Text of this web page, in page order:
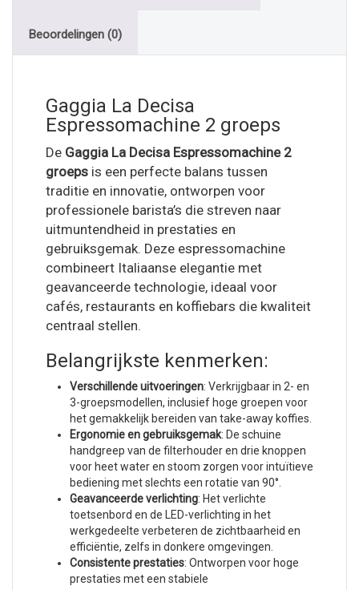
Beoordelingen (0)
Gaggia La Decisa
Espressomachine 2 groeps
De Gaggia La Decisa Espressomachine 2
groeps is een perfecte balans tussen
traditie en innovatie, ontworpen voor
professionele barista’s die streven naar
uitmuntendheid in prestaties en
gebruiksgemak. Deze espressomachine
combineert Italiaanse elegantie met
geavanceerde technologie, ideaal voor
cafés, restaurants en koffiebars die kwaliteit
centraal stellen.
Belangrijkste kenmerken:
Verschillende uitvoeringen: Verkrijgbaar in 2- en
3-groepsmodellen, inclusief hoge groepen voor
het gemakkelijk bereiden van take-away koffies.
Ergonomie en gebruiksgemak: De schuine
handgreep van de filterhouder en drie knoppen
voor heet water en stoom zorgen voor intuïtieve
bediening met slechts een rotatie van 90°.
Geavanceerde verlichting: Het verlichte
toetsenbord en de LED-verlichting in het
werkgedeelte verbeteren de zichtbaarheid en
efficiëntie, zelfs in donkere omgevingen.
Consistente prestaties: Ontworpen voor hoge
prestaties met een stabiele